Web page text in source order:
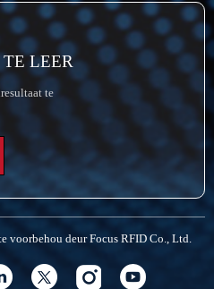
LEER
te
voorbehou deur Focus RFID Co., Ltd.